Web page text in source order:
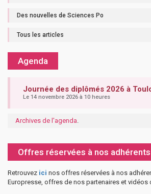
Des nouvelles de Sciences Po
Tous les articles
Agenda
Journée des diplômés 2026 à
Le 14 novembre 2026 à 10 heures
Archives de l'agenda
Offres réservées à nos adhérents
Retrouvez ici nos offres réservées à nos
Europresse, offres de nos partenaires et vidéos